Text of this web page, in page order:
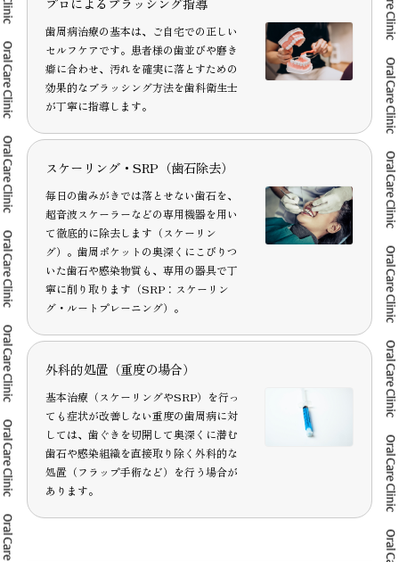
歯周病治療の基本は、ご自宅での正しい
セルフケアです。患者様の歯並びや磨き
癖に合わせ、汚れを確実に落とすための
効果的なブラッシング方法を歯科衛生士
が丁寧に指導します。
スケーリング・SRP（歯石除去）
毎日の歯みがきでは落とせない歯石を、
超音波スケーラーなどの専用機器を用い
て徹底的に除去します（スケーリン
グ）。歯周ポケットの奥深くにこびりつ
いた歯石や感染物質も、専用の器具で丁
寧に削り取ります（SRP：スケーリン
グ・ルートプレーニング）。
外科的処置（重度の場合）
基本治療（スケーリングやSRP）を行っ
ても症状が改善しない重度の歯周病に対
しては、歯ぐきを切開して奥深くに潜む
歯石や感染組織を直接取り除く外科的な
処置（フラップ手術など）を行う場合が
あります。